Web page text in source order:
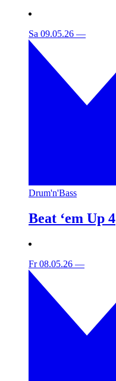
Sa 09.05.26 —
Drum'n'Bass
Beat ‘em Up 4
Fr 08.05.26 —